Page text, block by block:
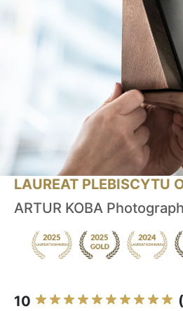
LAUREAT PLEBISCYTU
ARTUR KOBA
10